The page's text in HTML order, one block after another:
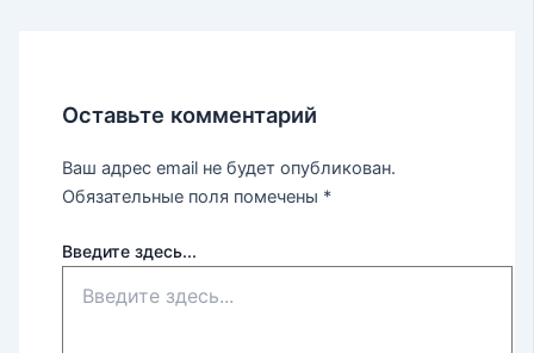
Оставьте комментарий
Ваш адрес email не будет опубликован.
Обязательные поля помечены *
Введите здесь...